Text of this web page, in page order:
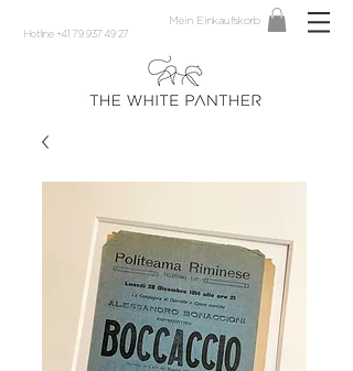
Hotline +41 79 937 49 27
Mein Einkaufskorb